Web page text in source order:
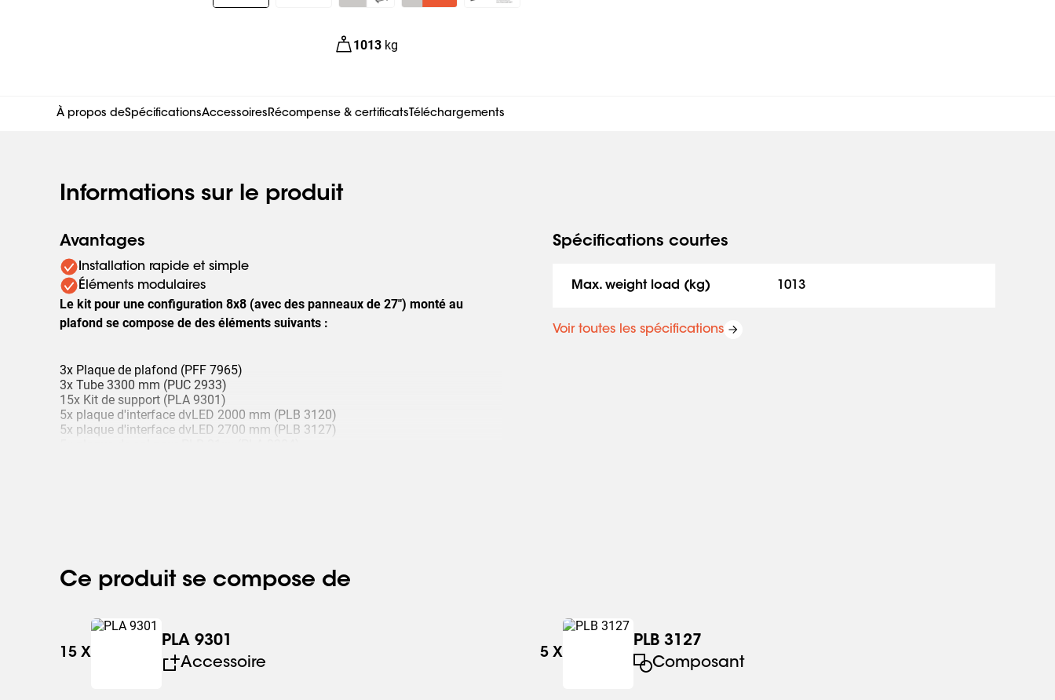
1013 kg
À propos deSpécificationsAccessoiresRécompense & certificats Téléchargements
Informations sur le produit
Avantages
Installation rapide et simple
Éléments modulaires
Le kit pour une configuration 8x8 (avec des panneaux de 27") monté au
plafond se compose de des éléments suivants :
3x Plaque de plafond (PFF 7965)
3x Tube 3300 mm (PUC 2933)
15x Kit de support (PLA 9301)
5x plaque d'interface dvLED 2000 mm (PLB 3120)
5x plaque d'interface dvLED 2700 mm (PLB 3127)
Spécifications courtes
Max. weight load (kg) 1013
Voir toutes les spécifications
Ce produit se compose de
15 X
PLA 9301
Accessoire
5 X
PLB 3127
Composant